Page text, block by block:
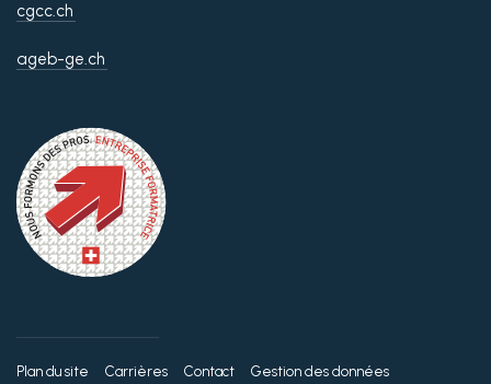
cgcc.ch
ageb-ge.ch
Plan du site Carrières Contact Gestion des données